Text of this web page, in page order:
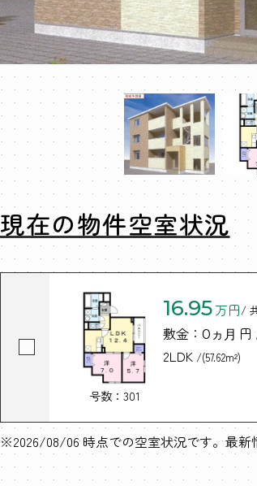
現在の物件空室状況
号数：301
16.95万円/
敷金： 0ヵ月 円
2LDK /(57.62m²)
※2026/08/06 時点での空室状況です。最新